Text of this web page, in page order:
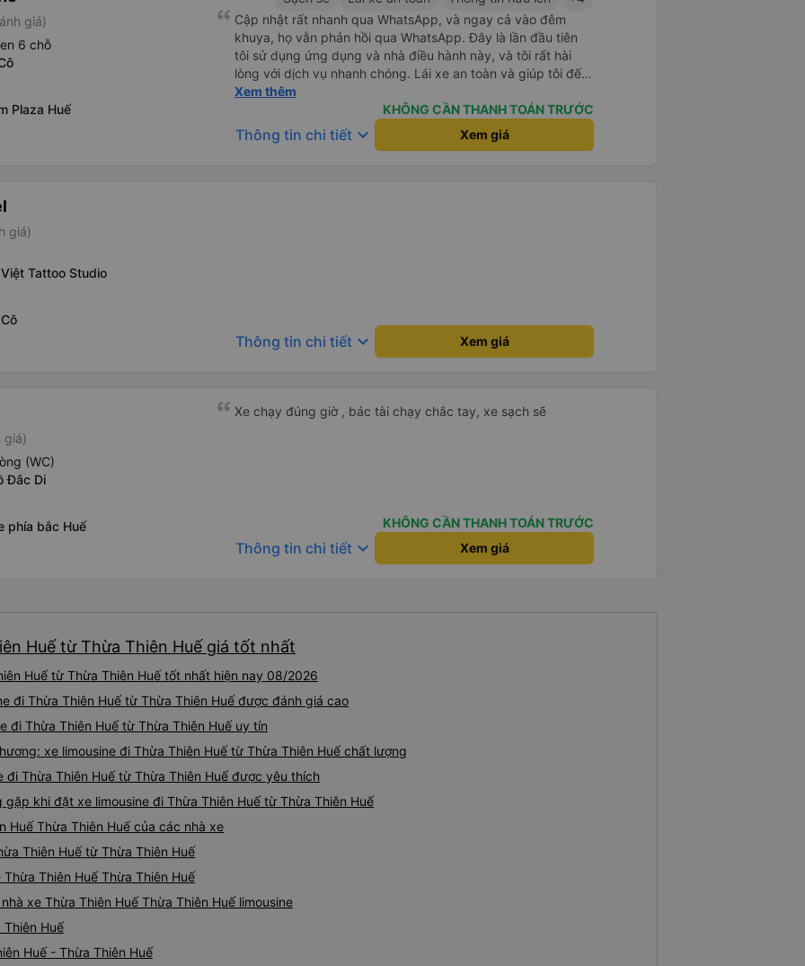
giá)
6 chỗ
Plaza Huế
Cập nhật rất nhanh qua WhatsApp, và ngay cả vào đêm
khuya, họ vẫn phản hồi qua WhatsApp. Đây là lần đầu tiên
tôi sử dụng ứng dụng và nhà điều hành này, và tôi rất hài
lòng với dịch vụ nhanh chóng. Lái xe an toàn và giúp tôi đến
khách sạn ở Huế, mặc dù tôi không báo trước khi đặt xe và
tài xế đã hỏi tôi muốn đi đâu. Tôi rất cảm kích vì họ đã đón
tôi tại địa điểm tôi muốn, không giống như các nhà điều hành
khác. Tôi đã quyết định sử dụng dịch vụ của họ một lần nữa
Xem thêm
KHÔNG CẦN THANH TOÁN TRƯỚC
Thông tin chi tiết keyboard_arrow_down Xem giá
giá)
Tattoo Studio
Thông tin chi tiết keyboard_arrow_down Xem giá
giá)
(WC)
Đắc Di
phía bắc Huế
Xe chạy đúng giờ , bác tài chạy chắc tay, xe sạch sẽ
KHÔNG CẦN THANH TOÁN TRƯỚC
Thông tin chi tiết keyboard_arrow_down Xem giá
Huế từ Thừa Thiên Huế giá tốt nhất
Huế từ Thừa Thiên Huế tốt nhất hiện nay 08/2026
đi Thừa Thiên Huế từ Thừa Thiên Huế được đánh giá cao
đi Thừa Thiên Huế từ Thừa Thiên Huế uy tín
xe limousine đi Thừa Thiên Huế từ Thừa Thiên Huế chất lượng
đi Thừa Thiên Huế từ Thừa Thiên Huế được yêu thích
khi đặt xe limousine đi Thừa Thiên Huế từ Thừa Thiên Huế
Huế Thừa Thiên Huế của các nhà xe
Thiên Huế từ Thừa Thiên Huế
Thiên Huế Thừa Thiên Huế
xe Thừa Thiên Huế Thừa Thiên Huế limousine
Thiên Huế
Huế - Thừa Thiên Huế